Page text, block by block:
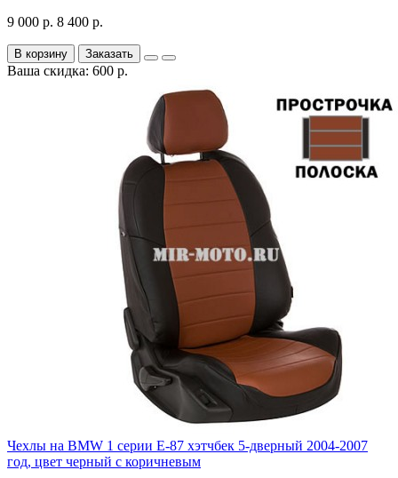
9 000 р. 8 400 р.
В корзину Заказать
Ваша скидка: 600 р.
Чехлы на BMW 1 серии Е-87 хэтчбек 5-дверный 2004-2007
год, цвет черный с коричневым